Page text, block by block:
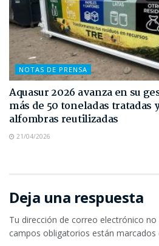
NOTAS DE PRENSA
Aquasur 2026 avanza en su
más de 50 toneladas tratadas
alfombras reutilizadas
21/04/2026
Deja una respuesta
Tu dirección de correo electrónico no
campos obligatorios están marcados